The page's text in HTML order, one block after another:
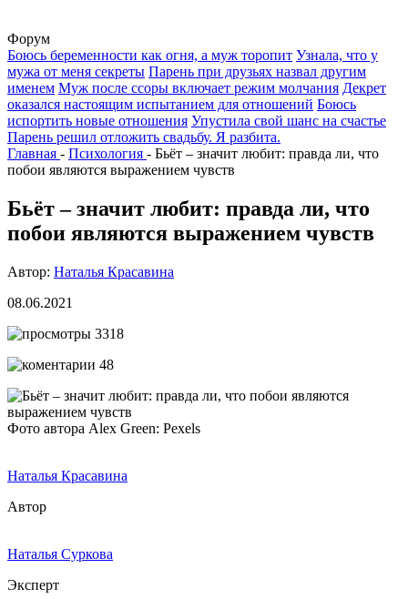
Форум
Боюсь беременности как огня, а муж торопит Узнала, что у
мужа от меня секреты Парень при друзьях назвал другим
именем Муж после ссоры включает режим молчания Декрет
оказался настоящим испытанием для отношений Боюсь
испортить новые отношения Упустила свой шанс на счастье
Парень решил отложить свадьбу. Я разбита.
Главная - Психология - Бьёт – значит любит: правда ли, что
побои являются выражением чувств
Бьёт – значит любит: правда ли, что
побои являются выражением чувств
Автор: Наталья Красавина
08.06.2021
3318
48
Фото автора Alex Green: Pexels
Наталья Красавина
Автор
Наталья Суркова
Эксперт